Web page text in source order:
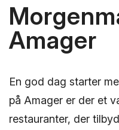
Amager
En god dag starter
på Amager er der et
restauranter, der